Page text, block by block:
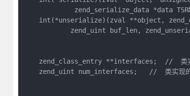
zend_serialize_data *data
int(*unserialize)(zval **object,
zend_uint buf_len,
zend_class_entry **interfaces;  //  类
zend_uint num_interfaces;   //  类实现